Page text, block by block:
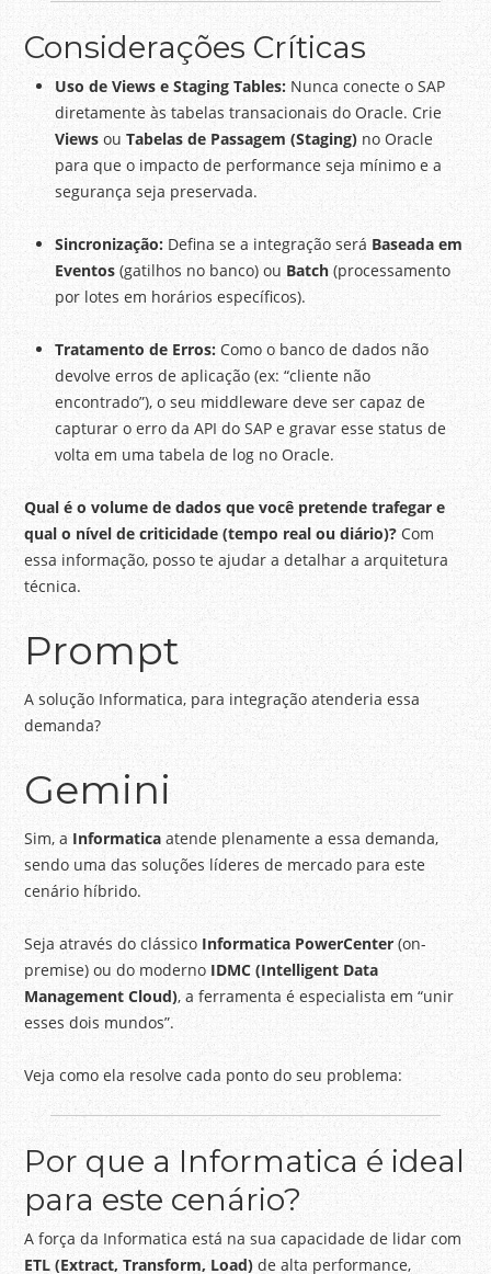
Considerações Críticas
Uso de Views e Staging Tables: Nunca conecte o SAP
diretamente às tabelas transacionais do Oracle. Crie
Views ouTabelas de Passagem (Staging) no Oracle
para que o impacto de performance seja mínimo e a
segurança seja preservada.
Sincronização:Defina se a integração será Baseada em
Eventos (gatilhos no banco) ou Batch (processamento
por lotes em horários específicos).
Tratamento de Erros: Como o banco de dados não
devolve erros de aplicação (ex: “cliente não
encontrado”), o seu middleware deve ser capaz de
capturar o erro da API do SAP e gravar esse status de
volta em uma tabela de log no Oracle.
Qual é o volume de dados que você pretende trafegar e
qual o nível de criticidade (tempo real ou diário)? Com
essa informação, posso te ajudar a detalhar a arquitetura
técnica.
Prompt
A solução Informatica, para integração atenderia essa
demanda?
Gemini
Sim, a Informatica atende plenamente a essa demanda,
sendo uma das soluções líderes de mercado para este
cenário híbrido.
Seja através do clássico Informatica PowerCenter (on-
premise) ou do moderno IDMC (Intelligent Data
Management Cloud), a ferramenta é especialista em “unir
esses dois mundos”.
Veja como ela resolve cada ponto do seu problema:
Por que a Informatica é ideal
para este cenário?
A força da Informatica está na sua capacidade de lidar com
ETL (Extract, Transform, Load) de alta performance,